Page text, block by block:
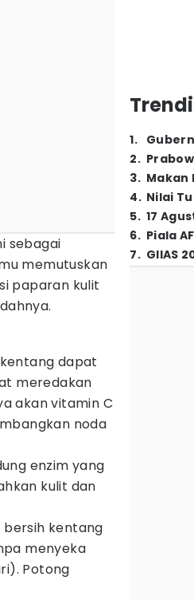
sebagai
memutuskan
paparan kulit
dapat
meredakan
akan vitamin C
noda
enzim yang
kulit dan
bersih kentang
menyeka
Potong
1.
2.
3. Makan
4. Nilai
5. 17
6. Piala
7. GIIAS